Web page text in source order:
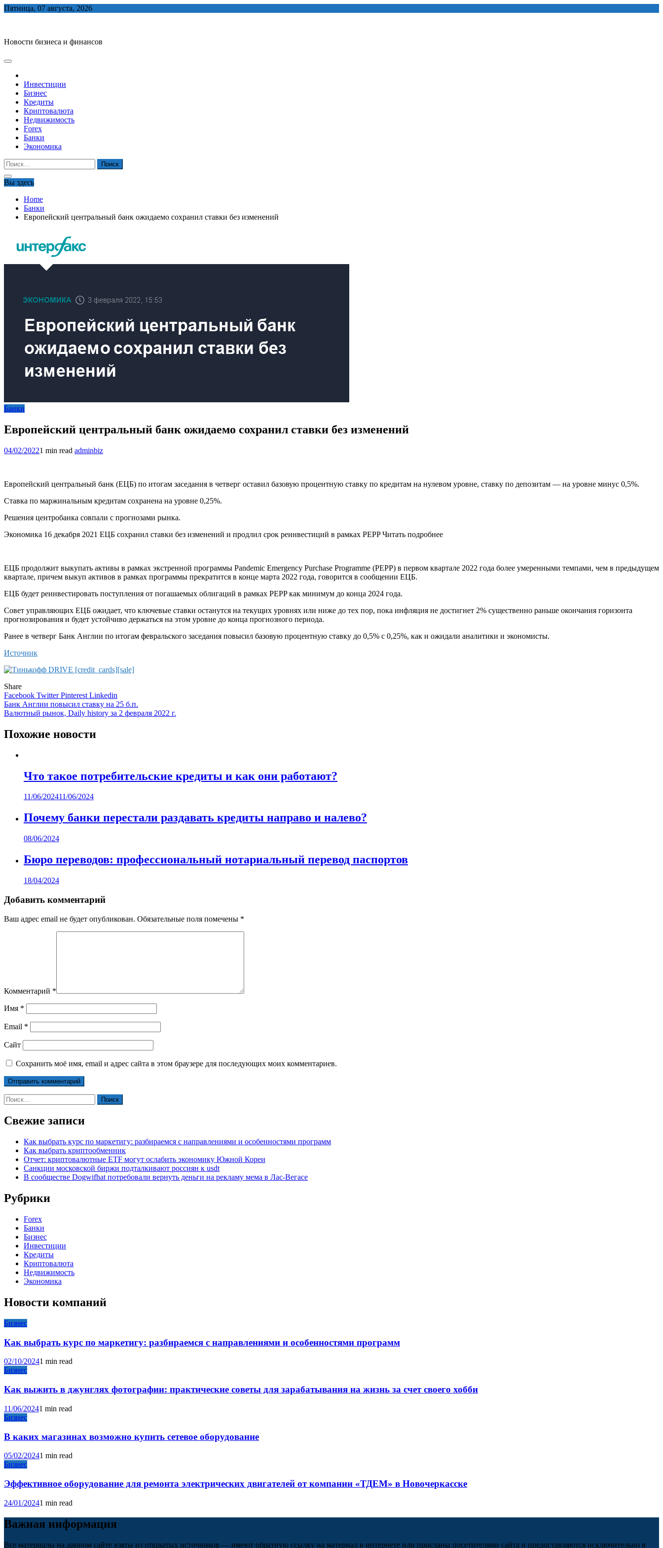
Skip
Пятница, 07 августа, 2026
Новости бизнеса и финансов
Инвестиции
Бизнес
Кредиты
Криптовалюта
Недвижимость
Forex
Банки
Экономика
Найти:
Вы здесь
Home
Банки
Европейский центральный банк ожидаемо сохранил ставки без изменений
Банки
Европейский центральный банк ожидаемо сохранил ставки без изменений
04/02/20221 min read adminbiz
Европейский центральный банк (ЕЦБ) по итогам заседания в четверг оставил базовую процентную ставку по кредитам на нулевом уровне, ставку по депозитам — на уровне минус 0,5%.
Ставка по маржинальным кредитам сохранена на уровне 0,25%.
Решения центробанка совпали с прогнозами рынка.
Экономика 16 декабря 2021 ЕЦБ сохранил ставки без изменений и продлил срок реинвестиций в рамках PEPP Читать подробнее
ЕЦБ продолжит выкупать активы в рамках экстренной программы Pandemic Emergency Purchase Programme (PEPP) в первом квартале 2022 года более умеренными темпами, чем в предыдущем
квартале, причем выкуп активов в рамках программы прекратится в конце марта 2022 года, говорится в сообщении ЕЦБ.
ЕЦБ будет реинвестировать поступления от погашаемых облигаций в рамках PEPP как минимум до конца 2024 года.
Совет управляющих ЕЦБ ожидает, что ключевые ставки останутся на текущих уровнях или ниже до тех пор, пока инфляция не достигнет 2% существенно раньше окончания горизонта
прогнозирования и будет устойчиво держаться на этом уровне до конца прогнозного периода.
Ранее в четверг Банк Англии по итогам февральского заседания повысил базовую процентную ставку до 0,5% с 0,25%, как и ожидали аналитики и экономисты.
Источник
Share
Facebook TwitterPinterest Linkedin
Навигация
по
записям
Банк Англии повысил ставку на 25 б.п.
Валютный рынок, Daily history за 2 февраля 2022 г.
Похожие новости
Что такое потребительские кредиты и как они работают?
11/06/202411/06/2024
Почему банки перестали раздавать кредиты направо и налево?
08/06/2024
Бюро переводов: профессиональный нотариальный перевод паспортов
18/04/2024
Добавить комментарий
Ваш адрес email не будет опубликован. Обязательные поля помечены *
Комментарий *
Имя *
Email *
Сайт
Сохранить моё имя, email и адрес сайта в этом браузере для последующих моих комментариев.
Найти:
Свежие записи
Как выбрать курс по маркетигу: разбираемся с направлениями и особенностями программ
Как выбрать криптообменник
Отчет: криптовалютные ETF могут ослабить экономику Южной Кореи
Санкции московской биржи подталкивают россиян к usdt
В сообществе Dogwifhat потребовали вернуть деньги на рекламу мема в Лас-Вегасе
Рубрики
Forex
Банки
Бизнес
Инвестиции
Кредиты
Криптовалюта
Недвижимость
Экономика
Новости компаний
Бизнес
Как выбрать курс по маркетигу: разбираемся с направлениями и особенностями программ
02/10/20241 min read
Бизнес
Как выжить в джунглях фотографии: практические советы для зарабатывания на жизнь за счет своего хобби
11/06/20241 min read
Бизнес
В каких магазинах возможно купить сетевое оборудование
05/02/20241 min read
Бизнес
Эффективное оборудование для ремонта электрических двигателей от компании «ТДЕМ» в Новочеркасске
24/01/20241 min read
Важная информация
Все материалы на данном сайте взяты из открытых источников — имеют обратную ссылку на материал в интернете или присланы посетителями сайта и предоставляются исключительно в